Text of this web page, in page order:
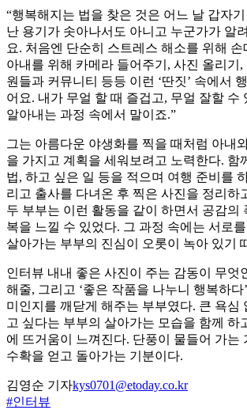
“행복해지는 법을 찾은 것은 어느 날 갑자
난 용기가 솟아나서도 아니고 누군가가 알
요. 처음엔 단순히 스트레스 해소를 위해
아내를 위해 카메라 들어주기, 사진 올리기,
원들과 커뮤니티 등등 이런 ‘딴짓’ 속에서
어요. 내가 무얼 할 때 즐겁고, 무얼 잘할 수
알아내는 과정 속에서 말이죠.”
그는 아름다운 야생화를 찍을 때처럼 아내
을 가지고 계획을 세워보려고 노력한다. 함
법, 하고 싶은 일 등을 적으며 여행 준비를
리고 출사를 다녀온 후 찍은 사진을 정리하
두 부부는 이런 활동을 같이 하면서 공감의
복을 느낄 수 있었다. 그 과정 속에는 서로
살아가는 부부의 진심이 오롯이 녹아 있기
인터뷰 내내 좋은 사진이 주는 감동이 무엇
해줄, 그리고 ‘좋은 작품을 나누니 행복하다
미인지를 깨닫게 해주는 부부였다. 큰 욕심
고 싶다는 부부의 살아가는 모습을 함께 하
에 뜨거움이 느껴진다. 단풍이 물들어 가는
수확을 얻고 돌아가는 기분이다.
김영순 기자kys0701@etoday.co.kr
#인터뷰